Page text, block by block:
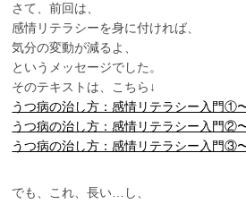
さて、前回は、
感情リテラシーを身に付ければ、
気分の変動が減るよ、
というメッセージでした。
そのテキストは、こちら↓
うつ病の治し方：感情リテラシー入門①
うつ病の治し方：感情リテラシー入門②
うつ病の治し方：感情リテラシー入門③
でも、これ、長い…し、